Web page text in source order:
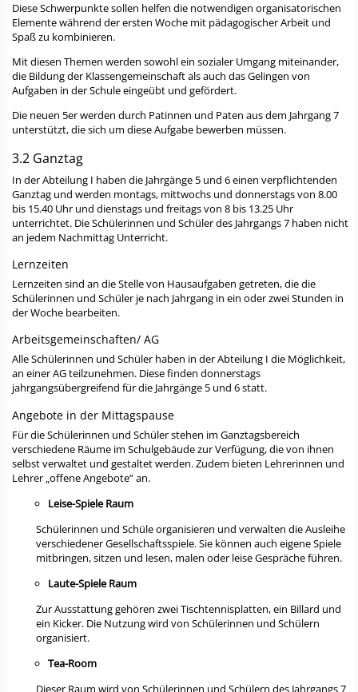
Diese Schwerpunkte sollen helfen die notwendigen organisatorischen
Elemente während der ersten Woche mit pädagogischer Arbeit und
Spaß zu kombinieren.
Mit diesen Themen werden sowohl ein sozialer Umgang miteinander,
die Bildung der Klassengemeinschaft als auch das Gelingen von
Aufgaben in der Schule eingeübt und gefördert.
Die neuen 5er werden durch Patinnen und Paten aus dem Jahrgang 7
unterstützt, die sich um diese Aufgabe bewerben müssen.
3.2 Ganztag
In der Abteilung I haben die Jahrgänge 5 und 6 einen verpflichtenden
Ganztag und werden montags, mittwochs und donnerstags von 8.00
bis 15.40 Uhr und dienstags und freitags von 8 bis 13.25 Uhr
unterrichtet. Die Schülerinnen und Schüler des Jahrgangs 7 haben nicht
an jedem Nachmittag Unterricht.
Lernzeiten
Lernzeiten sind an die Stelle von Hausaufgaben getreten, die die
Schülerinnen und Schüler je nach Jahrgang in ein oder zwei Stunden in
der Woche bearbeiten.
Arbeitsgemeinschaften/ AG
Alle Schülerinnen und Schüler haben in der Abteilung I die Möglichkeit,
an einer AG teilzunehmen. Diese finden donnerstags
jahrgangsübergreifend für die Jahrgänge 5 und 6 statt.
Angebote in der Mittagspause
Für die Schülerinnen und Schüler stehen im Ganztagsbereich
verschiedene Räume im Schulgebäude zur Verfügung, die von ihnen
selbst verwaltet und gestaltet werden. Zudem bieten Lehrerinnen und
Lehrer „offene Angebote“ an.
Leise-Spiele Raum
Schülerinnen und Schüle organisieren und verwalten die Ausleihe
verschiedener Gesellschaftsspiele. Sie können auch eigene Spiele
mitbringen, sitzen und lesen, malen oder leise Gespräche führen.
Laute-Spiele Raum
Zur Ausstattung gehören zwei Tischtennisplatten, ein Billard und
ein Kicker. Die Nutzung wird von Schülerinnen und Schülern
organisiert.
Tea-Room
Dieser Raum wird von Schülerinnen und Schülern des Jahrgangs 7